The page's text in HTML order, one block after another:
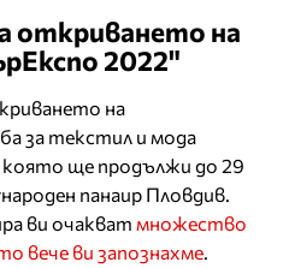
откриването на
2022"
на
за текстил и мода
която ще продължи до 29
панаир Пловдив.
ви очакват множество
вече ви запознахме.